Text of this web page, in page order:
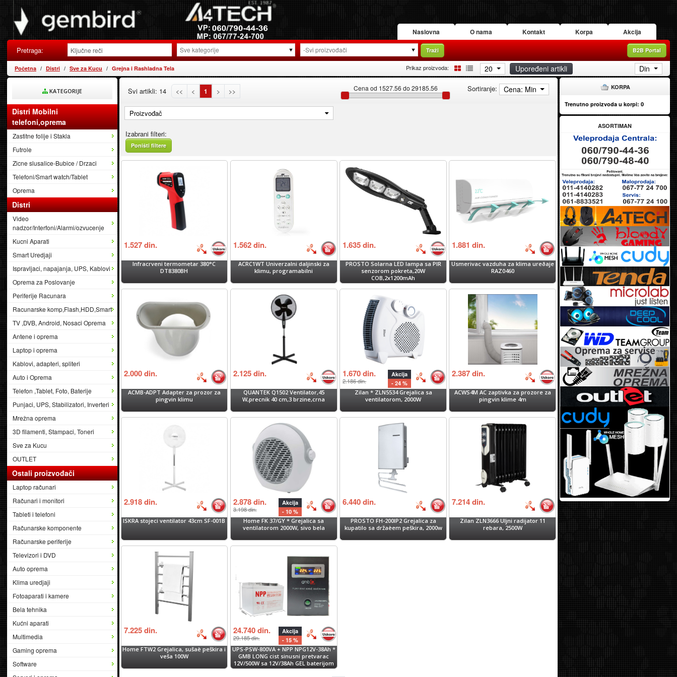
Naslovna O nama Kontakt Korpa Akcija
Pretraga: Traži B2B Portal
Početna Distri Sve za Kucu Grejna i Rashladna Tela Prikaz proizvoda: 20 Upoređeni artikli Din
KATEGORIJE
Distri Mobilni
telefoni,oprema
Zastitne folije i Stakla
Futrole
Zicne slusalice-Bubice / Drzaci
Telefoni/Smart watch/Tablet
Oprema
Distri
Video
nadzor/Interfoni/Alarmi/ozvucenje
Kucni Aparati
Smart Uredjaji
Ispravljaci, napajanja, UPS, Kablovi
Oprema za Poslovanje
Periferije Racunara
Racunarske komp,Flash,HDD,Smart
TV ,DVB, Android, Nosaci Oprema
Antene i oprema
Laptop i oprema
Kablovi, adapteri, spliteri
Auto i Oprema
Telefon ,Tablet, Foto, Baterije
Punjaci, UPS, Stabilizatori, Inverteri
Mrežna oprema
3D filamenti, Stampaci, Toneri
Sve za Kucu
OUTLET
Ostali proizvođači
Laptop računari
Računari i monitori
Tableti i telefoni
Računarske komponente
Računarske periferije
Televizori i DVD
Auto oprema
Klima uredjaji
Fotoaparati i kamere
Bela tehnika
Kućni aparati
Multimedia
Gaming oprema
Software
Svi artikli: 14 << < 1 > >> Cena od 1527.56 do 29185.56 Sortiranje: Cena: Min
Proizvođač
Izabrani filteri:
Poništi filtere
1.527din.
Infracrveni termometar 380°C
DT8380BH
1.562din.
ACRC1WT Univerzalni daljinski za
klimu, programabilni
1.635din.
PROSTO Solarna LED lampa sa PIR
senzorom pokreta,20W
COB,2x1200mAh
1.881din.
Usmerivac vazduha za klima ureðaje
RAZ0460
2.000din.
ACMB-ADPT Adapter za prozor za
pingvin klimu
2.125din.
QUANTEK Q1502 Ventilator,45
W,precnik 40 cm,3 brzine,crna
Akcija
- 24 %
1.670din.
2.186din.
Zilan * ZLN5534 Grejalica sa
ventilatorom, 2000W
2.387din.
ACWS4M AC zaptivka za prozore za
pingvin klime 4m
2.918din.
ISKRA stojeci ventilator 43cm SF-001B
Akcija
- 10 %
2.878din.
3.198din.
Home FK 37/GY * Grejalica sa
ventilatorom 2000W, sivo bela
6.440din.
PROSTO FH-200IP2 Grejalica za
kupatilo sa držaèem peškira, 2000w
7.214din.
Zilan ZLN3666 Uljni radijator 11
rebara, 2500W
7.225din.
Home FTW2 Grejalica, sušaè peškira i
veša 100W
Akcija
- 15 %
24.740din.
29.185din.
UPS-PSW-800VA + NPP NPG12V-38Ah *
GMB LONG cist sinusni pretvarac
12V/500W sa 12V/38Ah GEL baterijom
KORPA
Trenutno proizvoda u korpi: 0
ASORTIMAN